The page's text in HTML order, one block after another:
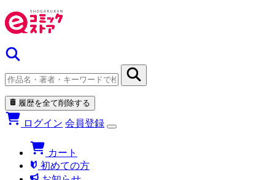
履歴を全て削除する
ログイン 会員登録
カート
初めての方